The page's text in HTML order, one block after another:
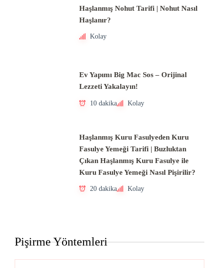
Haşlanmış Nohut Tarifi | Nohut Nasıl
Haşlanır?
Kolay
Ev Yapımı Big Mac Sos – Orijinal
Lezzeti Yakalayın!
10 dakika Kolay
Haşlanmış Kuru Fasulyeden Kuru
Fasulye Yemeği Tarifi | Buzluktan
Çıkan Haşlanmış Kuru Fasulye ile
Kuru Fasulye Yemeği Nasıl Pişirilir?
20 dakika Kolay
Pişirme Yöntemleri